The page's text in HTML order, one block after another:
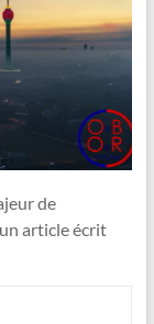
de
article écrit